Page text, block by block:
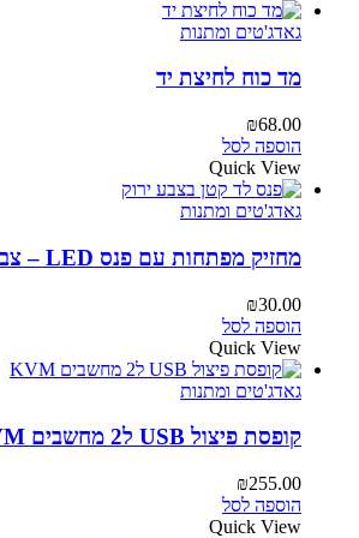
גאדג'טים ומתנות
מד כוח לחיצת יד
₪68.00
הוספה לסל
Quick View
גאדג'טים ומתנות
מחזיק מפתחות עם פנס LED – צבע ירוק
₪30.00
הוספה לסל
Quick View
גאדג'טים ומתנות
קופסת פיצול USB ל2 מחשבים KVM
₪255.00
הוספה לסל
Quick View